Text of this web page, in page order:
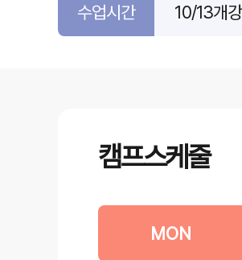
수업시간 10/13개
캠프스케줄
MON